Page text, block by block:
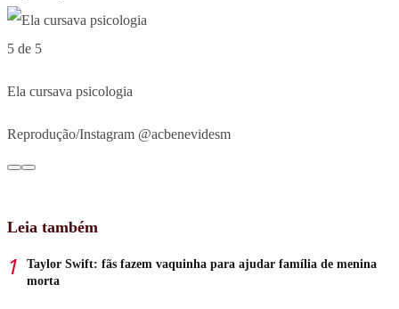
5 de 5
Ela cursava psicologia
Reprodução/Instagram @acbenevidesm
Leia também
Taylor Swift: fãs fazem vaquinha para ajudar família de menina
morta